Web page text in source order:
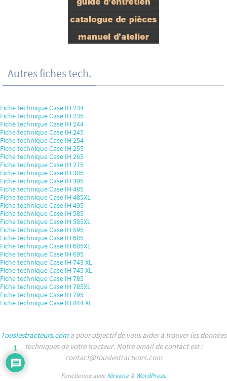
Autres fiches tech.
Fiche technique Case IH 234
Fiche technique Case IH 235
Fiche technique Case IH 244
Fiche technique Case IH 245
Fiche technique Case IH 254
Fiche technique Case IH 255
Fiche technique Case IH 265
Fiche technique Case IH 275
Fiche technique Case IH 385
Fiche technique Case IH 395
Fiche technique Case IH 485
Fiche technique Case IH 485XL
Fiche technique Case IH 495
Fiche technique Case IH 585
Fiche technique Case IH 585XL
Fiche technique Case IH 595
Fiche technique Case IH 685
Fiche technique Case IH 685XL
Fiche technique Case IH 695
Fiche technique Case IH 743 XL
Fiche technique Case IH 745 XL
Fiche technique Case IH 785
Fiche technique Case IH 785XL
Fiche technique Case IH 795
Fiche technique Case IH 844 XL
Touslestracteurs.coma pour objectif de vous aider à trouver les données
techniques de votre tracteur. Notre email de contact est :
contact@touslestracteurs.com
Fonctionne avecNirvana & WordPress.
1